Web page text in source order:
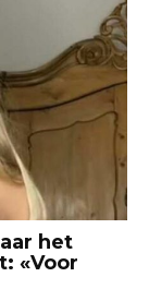
het
«Voor